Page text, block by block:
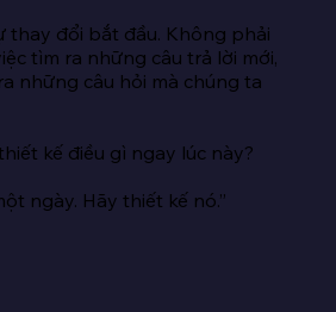
thay đổi bắt đầu. Không phải
tìm ra những câu trả lời mới,
những câu hỏi mà chúng ta
kế điều gì ngay lúc này?
ngày. Hãy thiết kế nó.”